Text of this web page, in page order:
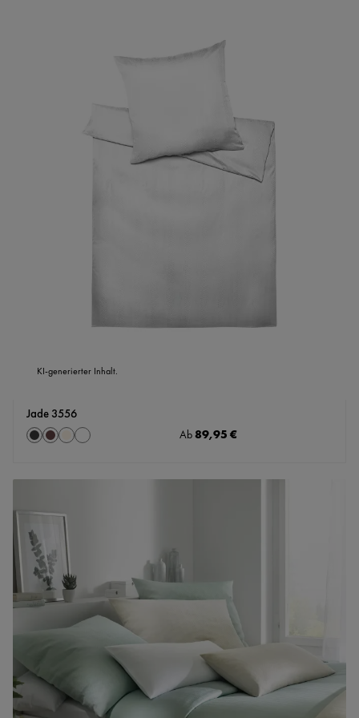
KI-generierter Inhalt.
Jade 3556
Farbeauswählen
Anthrazit
brauncremeweiss
Regulärer Preis:
Ab89,95 €